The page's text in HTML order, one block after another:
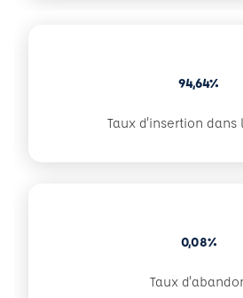
94,64%
Taux d'insertion
0,08%
Taux